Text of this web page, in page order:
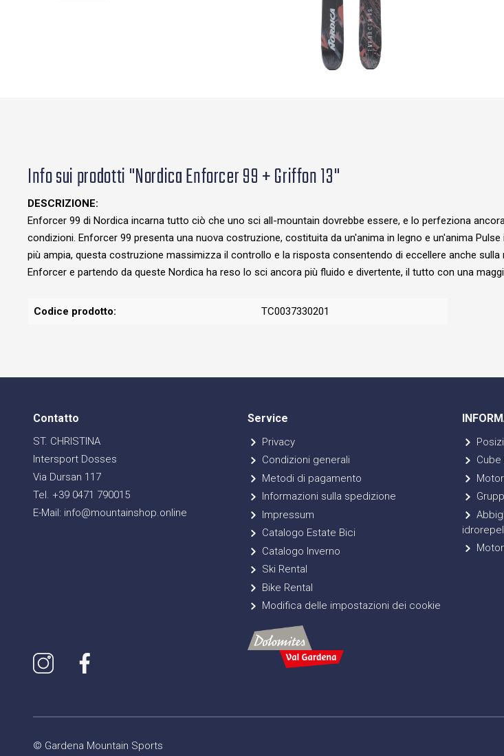
Info sui prodotti "Nordica Enforcer 99 + Griffon 13"
DESCRIZIONE:
Enforcer 99 di Nordica incarna tutto ciò che uno sci all-mountain dovrebbe essere, e lo perfeziona
condizioni. Enforcer 99 presenta una nuova costruzione, costituita da un'anima in legno e un'anima
più ampia, questa costruzione massimizza il controllo e la risposta consentendo di eccellere anche
Enforcer e partendo da queste Nordica ha reso lo sci ancora più fluido e divertente, il tutto con una
Codice prodotto: TC0037330201
Contatto
ST. CHRISTINA
Intersport Dosses
Via Dursan 117
Tel. +39 0471 790015
E-Mail: info@mountainshop.online
Service
Privacy
Condizioni generali
Metodi di pagamento
Informazioni sulla spedizione
Impressum
Catalogo Estate Bici
Catalogo Inverno
Ski Rental
Bike Rental
Modifica delle impostazioni dei cookie
Cube
© Gardena Mountain Sports